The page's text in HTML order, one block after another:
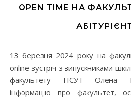
OPEN TIME НА
13 березня 2024 року на факультеті ГІСУТ відбулася
online зустріч з випускниками
факультету ГІСУТ Олена
інформацію про факультет,